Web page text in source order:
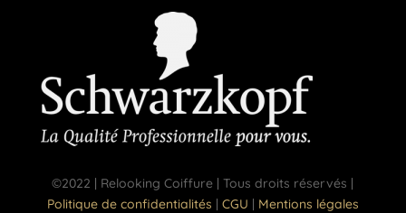
©2022 | Relooking Coiffure | Tous droits réservés |
Politique de confidentialités | CGU | Mentions légales